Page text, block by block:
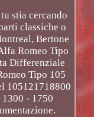
stia cercando
classiche o
Bertone
Romeo Tipo
Differenziale
Tipo 105
105121718800
- 1750